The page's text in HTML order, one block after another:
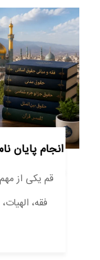
انجام پایان
قم یکی از
فقه،